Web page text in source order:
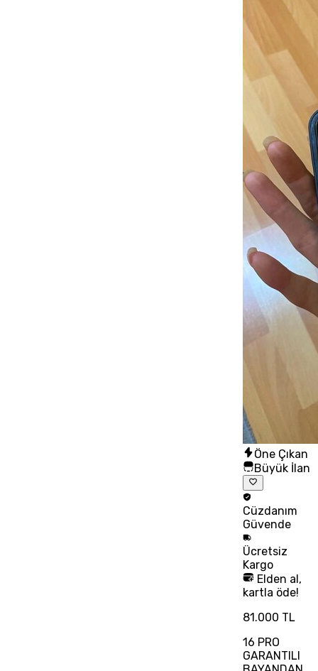
Öne Çıkan
Büyük İlan
Cüzdanım
Güvende
Ücretsiz
Kargo
Elden al,
kartla öde!
81.000 TL
16 PRO
GARANTILI